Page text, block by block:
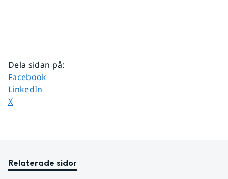
Dela sidan på:
Dela sidan på
Facebook
Dela sidan på
LinkedIn
Dela sidan på
X
Relaterade sidor